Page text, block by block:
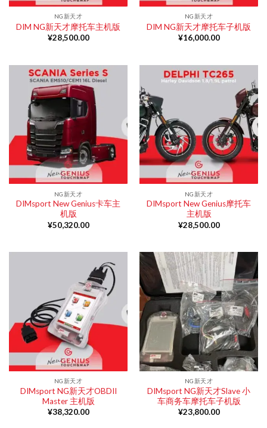
NG新天才
DIM NG新天才摩托车主机版
¥28,500.00
NG新天才
DIM NG新天才摩托车子机版
¥16,000.00
NG新天才
DIMsport New Genius卡车主
机版
¥50,320.00
NG新天才
DIMsport New Genius摩托车
主机版
¥28,500.00
NG新天才
DIMsport NG新天才OBDII
Master 主机版
¥38,320.00
NG新天才
DIMsport NG新天才Slave 小
车商务车摩托车子机版
¥23,800.00